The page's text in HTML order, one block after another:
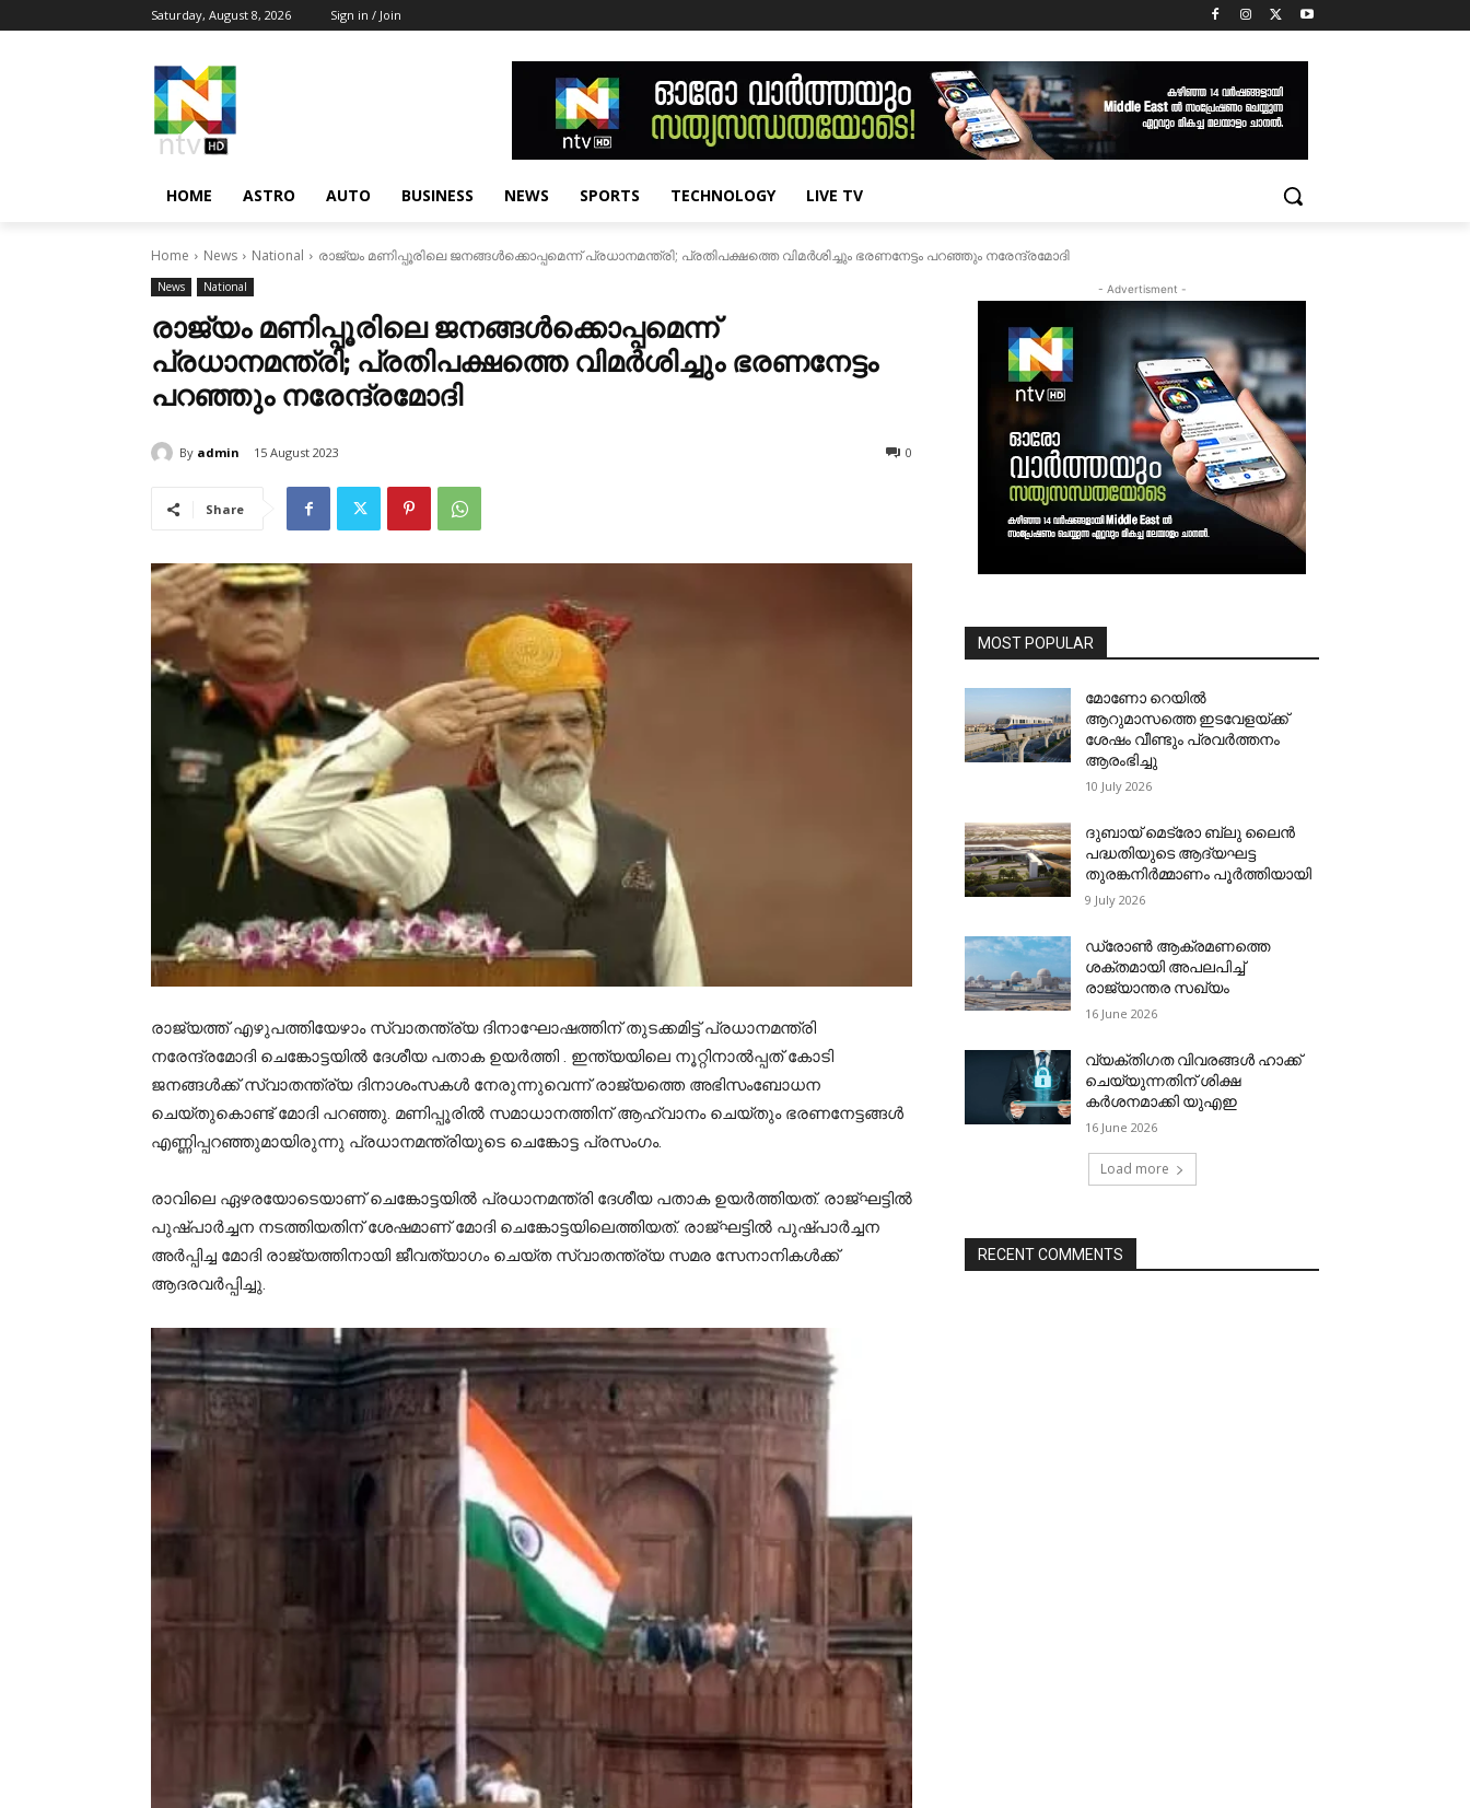
Saturday, August 8, 2026 Sign in / Join
HOME ASTRO AUTO BUSINESS NEWS SPORTS TECHNOLOGY LIVE TV
Home News National രാജ്യം മണിപ്പൂരിലെ ജനങ്ങൾക്കൊപ്പമെന്ന് പ്രധാനമന്ത്രി; പ്രതിപക്ഷത്തെ വിമർശിച്ചും ഭരണനേട്ടം പറഞ്ഞും നരേന്ദ്രമോദി
News National
രാജ്യം മണിപ്പൂരിലെ ജനങ്ങൾക്കൊപ്പമെന്ന്
പ്രധാനമന്ത്രി; പ്രതിപക്ഷത്തെ വിമർശിച്ചും ഭരണനേട്ടം
പറഞ്ഞും നരേന്ദ്രമോദി
By admin 15 August 2023 0
Share
രാജ്യത്ത് എഴുപത്തിയേഴാം സ്വാതന്ത്ര്യ ദിനാഘോഷത്തിന് തുടക്കമിട്ട് പ്രധാനമന്ത്രി
നരേന്ദ്രമോദി ചെങ്കോട്ടയിൽ ദേശീയ പതാക ഉയർത്തി . ഇന്ത്യയിലെ നൂറ്റിനാല്‍പ്പത് കോടി
ജനങ്ങള്‍ക്ക് സ്വാതന്ത്ര്യ ദിനാശംസകള്‍ നേരുന്നുവെന്ന് രാജ്യത്തെ അഭിസംബോധന
ചെയ്തുകൊണ്ട് മോദി പറഞ്ഞു. മണിപ്പൂരിൽ സമാധാനത്തിന് ആഹ്വാനം ചെയ്തും ഭരണനേട്ടങ്ങൾ
എണ്ണിപ്പറഞ്ഞുമായിരുന്നു പ്രധാനമന്ത്രിയുടെ ചെങ്കോട്ട പ്രസംഗം.
രാവിലെ ഏഴരയോടെയാണ് ചെങ്കോട്ടയിൽ പ്രധാനമന്ത്രി ദേശീയ പതാക ഉയർത്തിയത്. രാജ്ഘട്ടിൽ
പുഷ്പാർച്ചന നടത്തിയതിന് ശേഷമാണ് മോദി ചെങ്കോട്ടയിലെത്തിയത്. രാജ്ഘട്ടിൽ പുഷ്പാർച്ചന
അർപ്പിച്ച മോദി രാജ്യത്തിനായി ജീവത്യാഗം ചെയ്ത സ്വാതന്ത്ര്യ സമര സേനാനികള്‍ക്ക്
ആദരവർപ്പിച്ചു.
- Advertisment -
MOST POPULAR
മോണോ റെയില്‍
ആറുമാസത്തെ ഇടവേളയ്ക്ക്
ശേഷം വീണ്ടും പ്രവര്‍ത്തനം
ആരംഭിച്ചു
10 July 2026
ദുബായ് മെട്രോ ബ്ലു ലൈന്‍
പദ്ധതിയുടെ ആദ്യഘട്ട
തുരങ്കനിര്‍മ്മാണം പൂര്‍ത്തിയായി
9 July 2026
ഡ്രോണ്‍ ആക്രമണത്തെ
ശക്തമായി അപലപിച്ച്
രാജ്യാന്തര സഖ്യം
16 June 2026
വ്യക്തിഗത വിവരങ്ങള്‍ ഹാക്ക്
ചെയ്യുന്നതിന് ശിക്ഷ
കര്‍ശനമാക്കി യുഎഇ
16 June 2026
Load more
RECENT COMMENTS